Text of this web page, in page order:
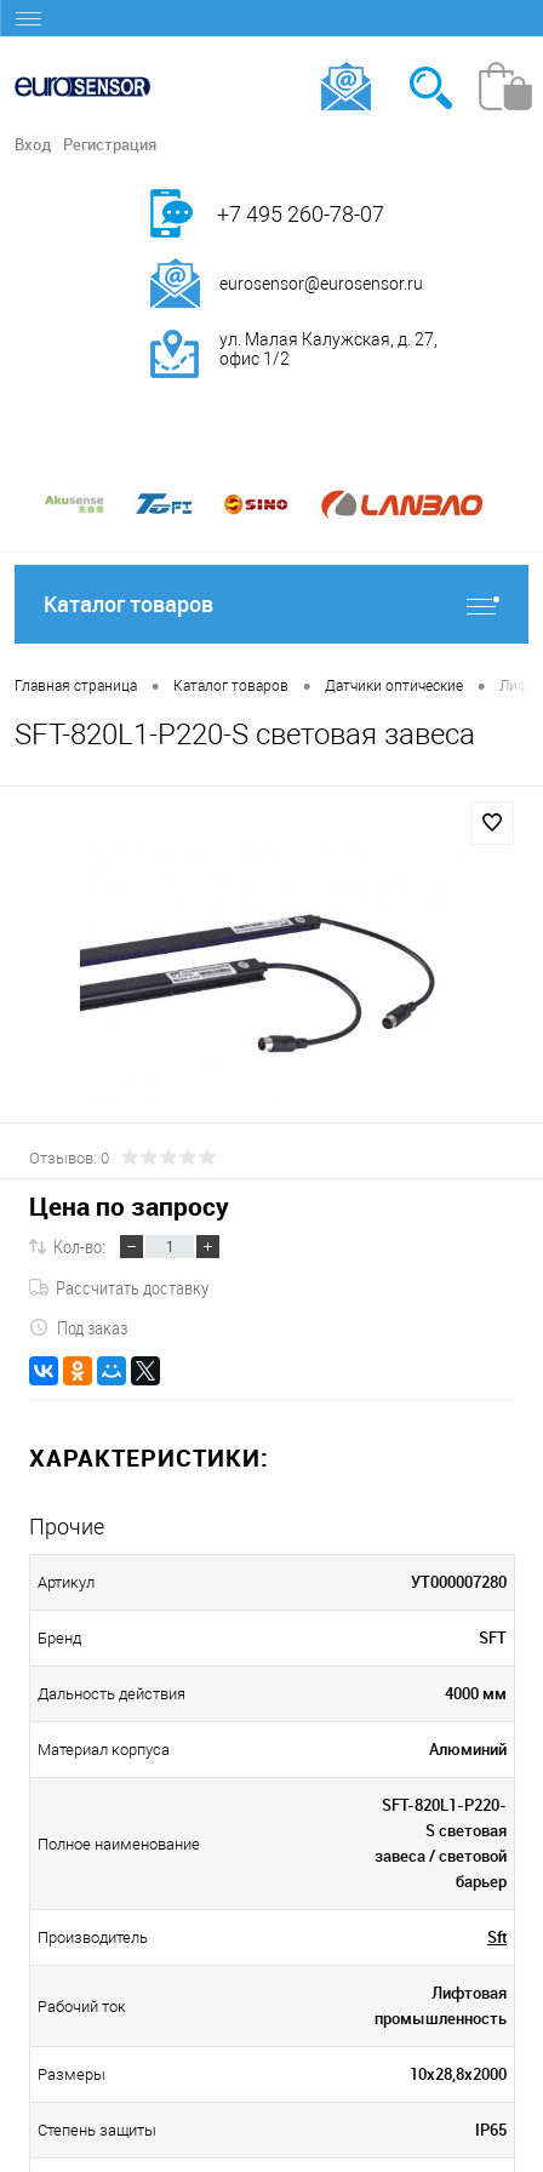
Вход Регистрация
+7 495 260-78-07
eurosensor@eurosensor.ru
ул. Малая Калужская, д. 27,
офис 1/2
Каталог товаров
Главная страница • Каталог товаров • Датчики оптические •
SFT-820L1-P220-S световая завеса
Отзывов: 0
Цена по запросу
Кол-во:
Рассчитать доставку
Под заказ
ХАРАКТЕРИСТИКИ:
Прочие
Артикул УТ000007280
Бренд SFT
Дальность действия 4000 мм
Материал корпуса Алюминий
Полное наименование
SFT-820L1-P220-
S световая
завеса / световой
барьер
Производитель Sft
Рабочий ток
Лифтовая
промышленность
Размеры 10х28,8х2000
Степень защиты IP65